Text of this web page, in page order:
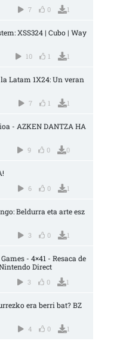
7 0 1
XSS324 | Cubo | Way
10 1 1
Latam 1X24: Un veran
7 1 1
- AZKEN DANTZA HA
9 0 0
6 0 1
Beldurra eta arte esz
3 0 1
- 4×41 - Resaca de
Direct
3 0 1
era berri bat? BZ
4 0 1